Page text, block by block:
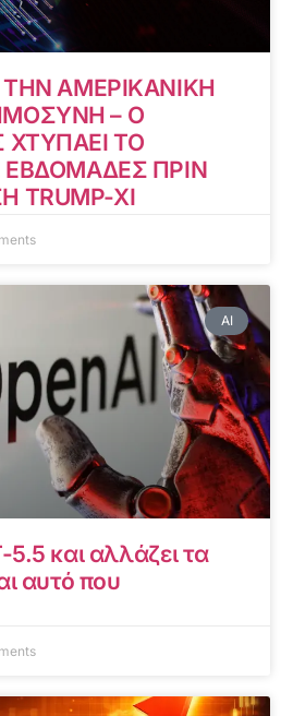
ΤΗΝ ΑΜΕΡΙΚΑΝΙΚΗ
– Ο
ΧΤΥΠΑΕΙ ΤΟ
ΕΒΔΟΜΑΔΕΣ ΠΡΙΝ
TRUMP-XI
AI
και αλλάζει τα
αυτό που